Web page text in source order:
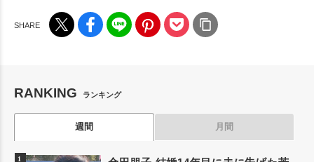
RANKING ランキング
週間 月間